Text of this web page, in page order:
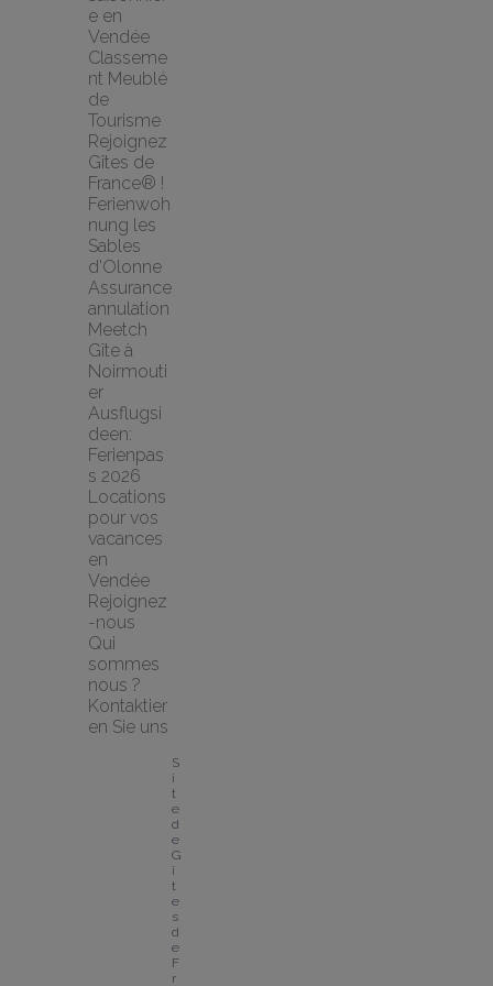
e en
Vendée
Classeme
nt Meublé
de
Tourisme
Rejoignez
Gîtes de
France® !
Ferienwoh
nung les
Sables
d'Olonne
Assurance
annulation
Meetch
Gîte à
Noirmouti
er
Ausflugsi
deen:
Ferienpas
s 2026
Locations
pour vos
vacances
en
Vendée
Rejoignez
-nous
Qui
sommes
nous ?
Kontaktier
en Sie uns
S
i
t
e
d
e
G
î
t
e
s
d
e
F
r